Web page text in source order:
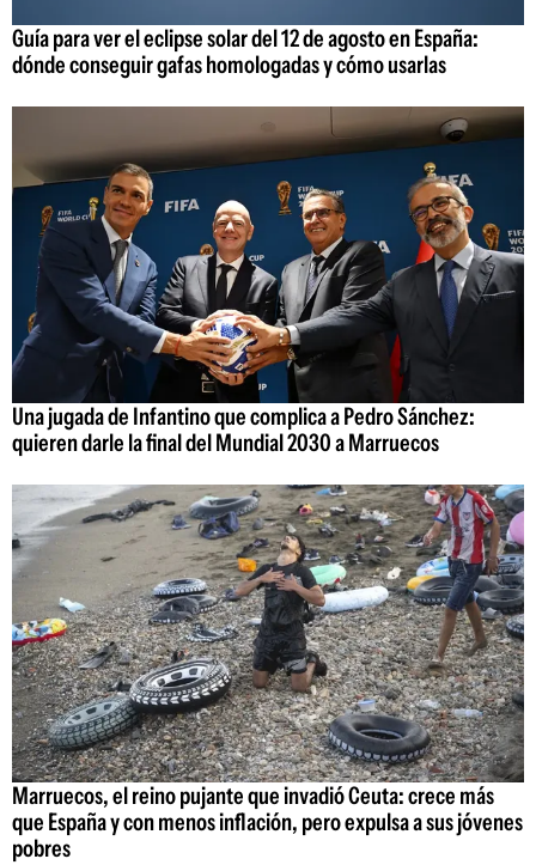
Guía para ver el eclipse solar del 12 de agosto en España:
dónde conseguir gafas homologadas y cómo usarlas
Una jugada de Infantino que complica a Pedro Sánchez:
quieren darle la final del Mundial 2030 a Marruecos
Marruecos, el reino pujante que invadió Ceuta: crece más
que España y con menos inflación, pero expulsa a sus jóvenes
pobres